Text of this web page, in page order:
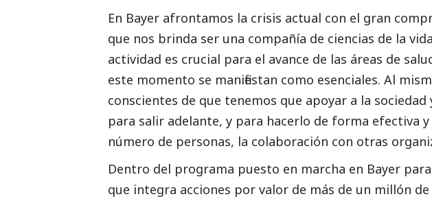
En Bayer afrontamos la crisis actual con el gran
que nos brinda ser una compañía de ciencias de la
actividad es crucial para el avance de las áreas de
este momento se manifiestan como esenciales. Al
conscientes de que tenemos que apoyar a la
para salir adelante, y para hacerlo de forma efectiva
número de personas, la colaboración con otras
Dentro del programa puesto en marcha en Bayer
que integra acciones por valor de más de un millón